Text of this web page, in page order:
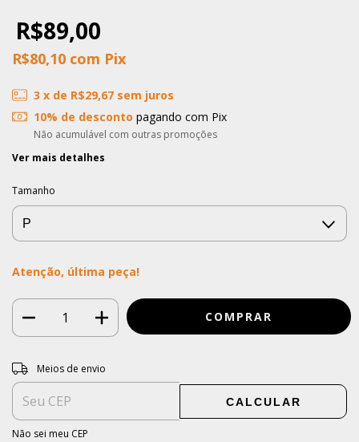
R$89,00
R$80,10 com Pix
3 x de R$29,67 sem juros
10% de desconto pagando com Pix
Não acumulável com outras promoções
Ver mais detalhes
Tamanho
Atenção, última peça!
Entregas para o CEP:
Meios de envio
CALCULAR
Não sei meu CEP